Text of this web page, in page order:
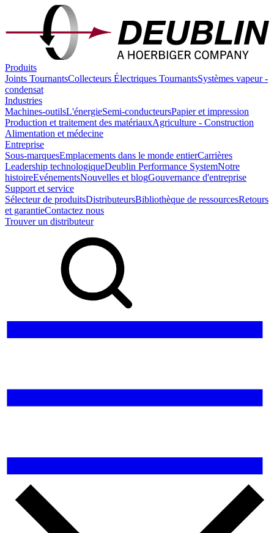
Produits
Joints TournantsCollecteurs Électriques TournantsSystèmes vapeur -
condensat
Industries
Machines-outilsL'énergieSemi-conducteursPapier et impression
Production et traitement des matériauxAgriculture - Construction
Alimentation et médecine
Entreprise
Sous-marquesEmplacements dans le monde entierCarrières
Leadership technologiqueDeublin Performance SystemNotre
histoireEvénementsNouvelles et blogGouvernance d'entreprise
Support et service
Sélecteur de produitsDistributeursBibliothèque de ressourcesRetours
et garantieContactez nous
Trouver un distributeur